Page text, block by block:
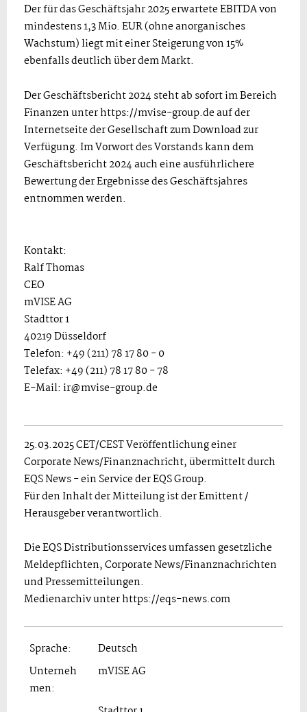
Der für das Geschäftsjahr 2025 erwartete EBITDA von
mindestens 1,3 Mio. EUR (ohne anorganisches
Wachstum) liegt mit einer Steigerung von 15%
ebenfalls deutlich über dem Markt.
Der Geschäftsbericht 2024 steht ab sofort im Bereich
Finanzen unter https://mvise-group.de auf der
Internetseite der Gesellschaft zum Download zur
Verfügung. Im Vorwort des Vorstands kann dem
Geschäftsbericht 2024 auch eine ausführlichere
Bewertung der Ergebnisse des Geschäftsjahres
entnommen werden.
Kontakt:
Ralf Thomas
CEO
mVISE AG
Stadttor 1
40219 Düsseldorf
Telefon: +49 (211) 78 17 80 - 0
Telefax: +49 (211) 78 17 80 - 78
E-Mail: ir@mvise-group.de
25.03.2025 CET/CEST Veröffentlichung einer
Corporate News/Finanznachricht, übermittelt durch
EQS News - ein Service der EQS Group.
Für den Inhalt der Mitteilung ist der Emittent /
Herausgeber verantwortlich.
Die EQS Distributionsservices umfassen gesetzliche
Meldepflichten, Corporate News/Finanznachrichten
und Pressemitteilungen.
Medienarchiv unter https://eqs-news.com
Sprache:
Deutsch
Unterneh
men:
mVISE AG